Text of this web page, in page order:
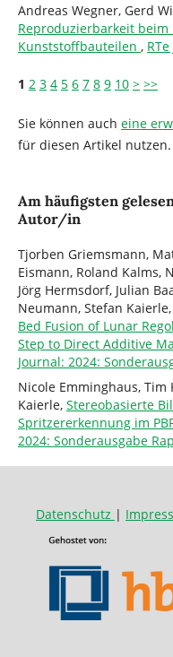
Andreas Wegner, Gerd
Reproduzierbarkeit beim
Kunststoffbauteilen ,
1 2 3 4 5 6 7 8 9 10 > >>
Sie können auch eine
für diesen Artikel nutzen.
Am häufigsten
Autor/in
Tjorben Griemsmann,
Eismann, Roland Kalms,
Jörg Hermsdorf, Julian
Neumann, Stefan Kaierle,
Bed Fusion of Lunar
Step to Direct Additive
Journal: 2024:
Nicole Emminghaus, Tim
Kaierle, Stereobasierte
Spritzererkennung im
2024: Sonderausgabe
Datenschutz |